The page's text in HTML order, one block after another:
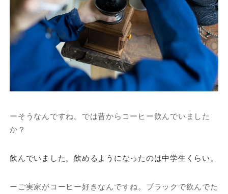
ーそうなんですね。では昔からコーヒー飲んでいました
か？
飲んでいました。飲めるようになったのは中学生くらい。
ーご実家がコーヒー好きなんですね。ブラックで飲んでた